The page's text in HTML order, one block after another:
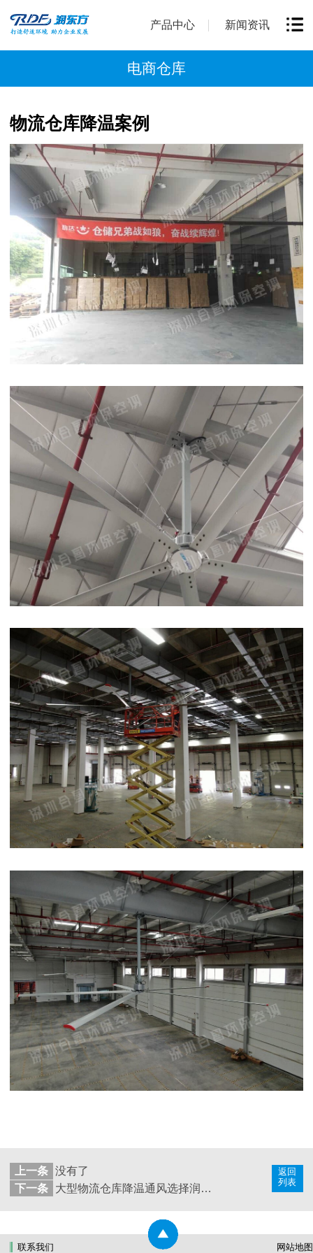
产品中心 新闻资讯
电商仓库
物流仓库降温案例
返回
列表
上一条 没有了
下一条
大型物流仓库降温通风选择润东方工业大风扇
网站地图
联系我们